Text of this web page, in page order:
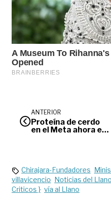
ANTERIOR
Proteína de cerdo
en el Meta ahora es
Chirajara-Fundadores
villavicencio Noticias del Llano
Criticos } vía al Llano